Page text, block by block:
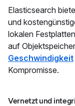
Elasticsearch
und
lokalen
auf
Geschwindigkeit
Kompromisse.
Vernetzt und